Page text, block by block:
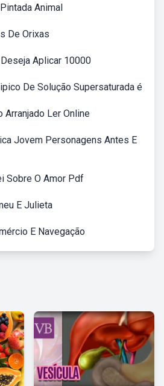
Animal
De Orixas
Aplicar 10000
De Solução Supersaturada é
Arranjado Ler Online
Jovem Personagens Antes E
Sobre O Amor Pdf
E Julieta
E Navegação